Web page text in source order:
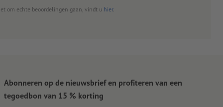
om echte beoordelingen gaan, vindt u hier.
Abonneren op de nieuwsbrief en profiteren van een
tegoedbon van 15 % korting